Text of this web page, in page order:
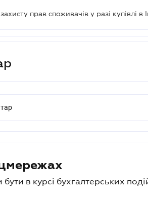
в курсі бухгалтерських